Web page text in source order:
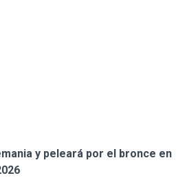
y peleará por el bronce en